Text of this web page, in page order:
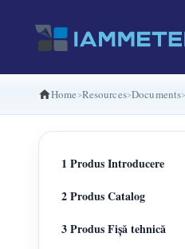
Home Resources Documents
1 Produs Introducere
2 Produs Catalog
3 Produs Fișă tehnică